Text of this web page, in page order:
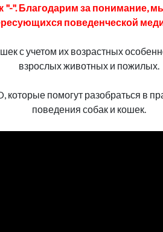
"-". Благодарим за
поведенческой
с учетом их возрастных
взрослых животных и пожилых.
помогут разобраться в
поведения собак и кошек.